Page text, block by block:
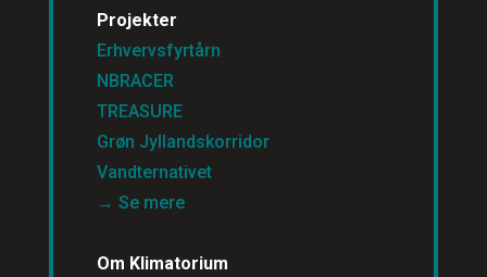
Projekter
Erhvervsfyrtårn
NBRACER
TREASURE
Grøn Jyllandskorridor
Vandternativet
→ Se mere
Om Klimatorium